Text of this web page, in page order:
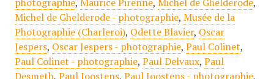
Michel de Ghelderode - photographie, Musée de la
Photographie (Charleroi), Odette Blavier, Oscar
Jespers, Oscar Jespers - photographie, Paul Colinet,
Paul Colinet - photographie, Paul Delvaux, Paul
Desmeth, Paul Joostens, Paul Joostens - photographie,